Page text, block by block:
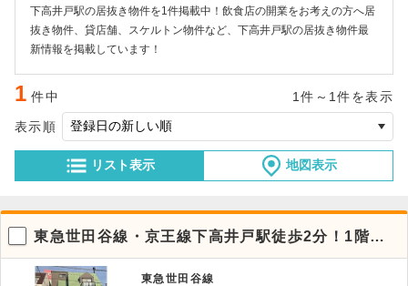
下高井戸駅の居抜き物件を1件掲載中！飲食店の開業をお考えの方へ居
抜き物件、貸店舗、スケルトン物件など、下高井戸駅の居抜き物件最
新情報を掲載しています！
1 件中 1件～1件を表示
リスト表示 地図表示
表示順
東急世田谷線・京王線下高井戸駅徒歩2分！1階路
面店舗。
東急世田谷線